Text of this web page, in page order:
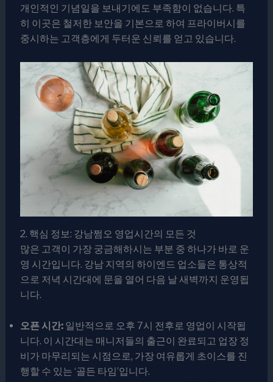
개인적인 기념일을 보내기에도 부족함이 없습니다. 특
히 이곳은 철저한 보안을 기본으로 하여 프라이버시를
중시하는 고객층에게 두터운 신뢰를 얻고 있습니다.
2. 핵심 정보: 강남쩜오 영업시간의 모든 것
많은 고객이 가장 궁금해하시는 부분 중 하나가 바로 운
영 시간입니다. 강남 지역의 하이엔드 업소들은 통상적
으로 저녁 시간대에 문을 열어 다음 날 새벽까지 운영됩
니다.
오픈 시간:일반적으로 오후 7시 전후로 영업이 시작됩
니다. 이 시간대는 매니저들의 출근이 완료되고 업장 정
비가 마무리되는 시점으로, 가장 여유롭게 초이스를 진
행할 수 있는 ‘골든 타임’입니다.